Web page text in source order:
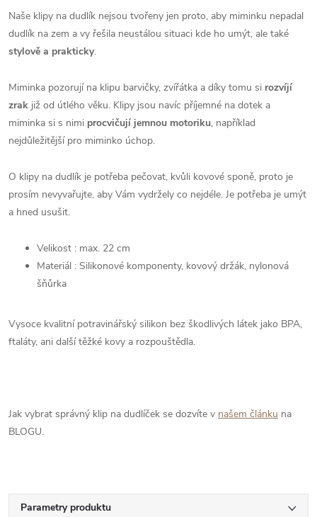
Naše klipy na dudlík nejsou tvořeny jen proto, aby miminku nepadal
dudlík na zem a vy řešila neustálou situaci kde ho umýt, ale také
stylově a prakticky.
Miminka pozorují na klipu barvičky, zvířátka a díky tomu si rozvíjí
zrak již od útlého věku. Klipy jsou navíc příjemné na dotek a
miminka si s nimi procvičují jemnou motoriku, například
nejdůležitější pro miminko úchop.
O klipy na dudlík je potřeba pečovat, kvůli kovové sponě, proto je
prosím nevyvařujte, aby Vám vydržely co nejdéle. Je potřeba je umýt
a hned usušit.
Velikost : max. 22 cm
Materiál : Silikonové komponenty, kovový držák, nylonová
šňůrka
Vysoce kvalitní potravinářský silikon bez škodlivých látek jako BPA,
ftaláty, ani další těžké kovy a rozpouštědla.
Jak vybrat správný klip na dudlíček se dozvíte v našem článku na
BLOGU.
Parametry produktu